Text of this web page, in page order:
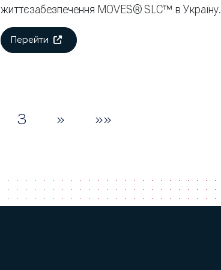
життєзабезпечення MOVES® SLC™ в Україну.
Перейти
3 » »»